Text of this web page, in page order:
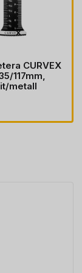
CURVEX
117mm,
metall